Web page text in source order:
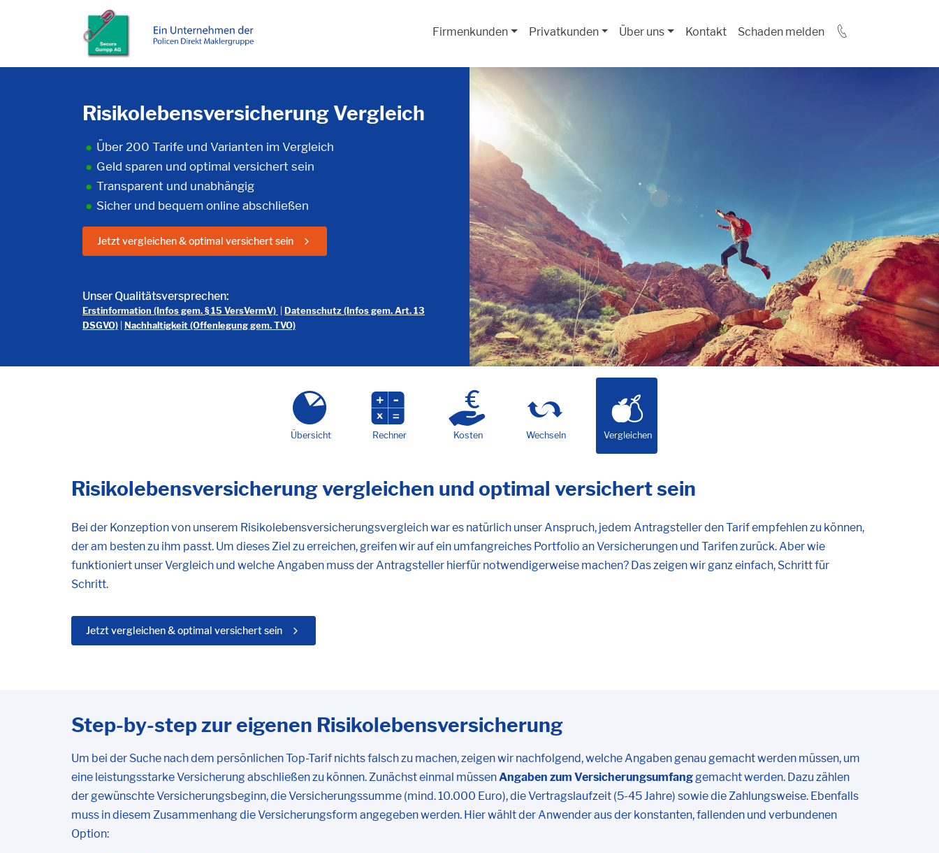
Firmenkunden Privatkunden Über uns Kontakt Schaden melden
Risikolebensversicherung Vergleich
Über 200 Tarife und Varianten im Vergleich
Geld sparen und optimal versichert sein
Transparent und unabhängig
Sicher und bequem online abschließen
Jetzt vergleichen & optimal versichert sein
Unser Qualitätsversprechen:
Erstinformation (Infos gem. § 15 VersVermV)
Datenschutz (Infos gem. Art. 13
DSGVO)
Nachhaltigkeit (Offenlegung gem. TVO)
Übersicht Rechner Kosten Wechseln Vergleichen
Risikolebensversicherung vergleichen und optimal versichert sein
Bei der Konzeption von unserem Risikolebensversicherungsvergleich war es natürlich unser Anspruch, jedem Antragsteller den Tarif empfehlen zu können,
der am besten zu ihm passt. Um dieses Ziel zu erreichen, greifen wir auf ein umfangreiches Portfolio an Versicherungen und Tarifen zurück. Aber wie
funktioniert unser Vergleich und welche Angaben muss der Antragsteller hierfür notwendigerweise machen? Das zeigen wir ganz einfach, Schritt für
Schritt.
Jetzt vergleichen & optimal versichert sein
Step-by-step zur eigenen Risikolebensversicherung
Um bei der Suche nach dem persönlichen Top-Tarif nichts falsch zu machen, zeigen wir nachfolgend, welche Angaben genau gemacht werden müssen, um
eine leistungsstarke Versicherung abschließen zu können. Zunächst einmal müssenAngaben zum Versicherungsumfang gemacht werden. Dazu zählen
der gewünschte Versicherungsbeginn, die Versicherungssumme (mind. 10.000 Euro), die Vertragslaufzeit (5-45 Jahre) sowie die Zahlungsweise. Ebenfalls
muss in diesem Zusammenhang die Versicherungsform angegeben werden. Hier wählt der Anwender aus der konstanten, fallenden und verbundenen
Option: